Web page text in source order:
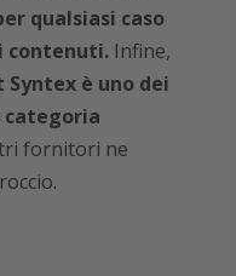
qualsiasi caso
contenuti. Infine,
è uno dei
categoria
fornitori ne